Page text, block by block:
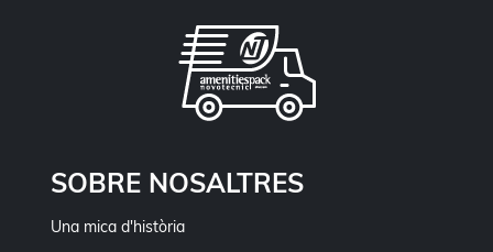
SOBRE NOSALTRES
Una mica d'història